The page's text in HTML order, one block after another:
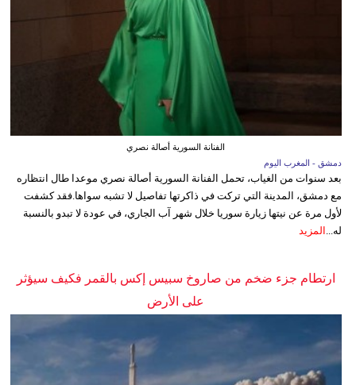
الفنانة السورية أصالة نصري
دمشق - المغرب اليوم
بعد سنوات من الغياب، تحمل الفنانة السورية أصالة نصري موعدا طال انتظاره
مع دمشق، المدينة التي تركت في ذاكرتها تفاصيل لا تشبه سواها.فقد كشفت
لأول مرة عن نيتها زيارة سوريا خلال شهر آب الجاري، في عودة لا تبدو بالنسبة
له...
المزيد
ارتطام جزء ضخم من صاروخ سبيس إكس بالقمر فكيف سيؤثر
على الأرض